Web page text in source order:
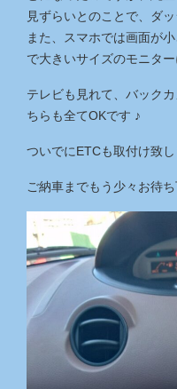
見ずらいとのことで、ダ
また、スマホでは画面が
で大きいサイズのモニタ
テレビも見れて、バック
ちらも全てOKです ♪
ついでにETCも取付け致
ご納車までもう少々お待